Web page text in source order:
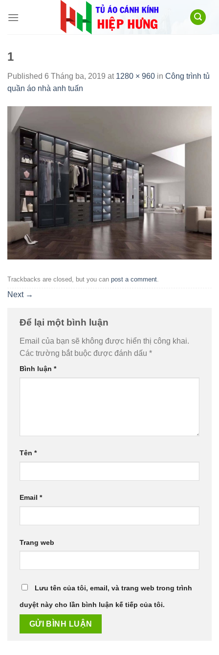
1
Published 6 Tháng ba, 2019 at 1280 × 960 in Công trình tủ
quần áo nhà anh tuấn
Trackbacks are closed, but you can post a comment
Next →
Để lại một bình luận
Email của bạn sẽ không được hiển thị công khai.
Các trường bắt buộc được đánh dấu *
Bình luận *
Tên *
Email *
Trang web
Lưu tên của tôi, email, và trang web trong trình
duyệt này cho lần bình luận kế tiếp của tôi.